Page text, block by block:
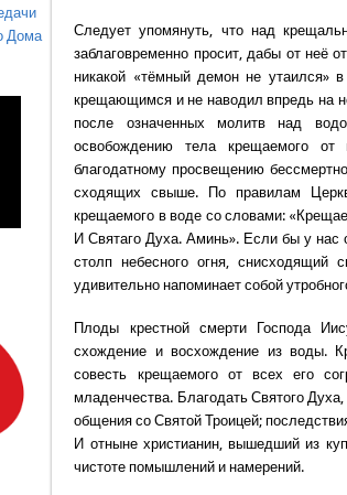
Следует упомянуть, что над
заблаговременно просит, дабы от неё
никакой «тёмный демон не утаился»
крещающимся и не наводил впредь на
после означенных молитв над
освобождению тела крещаемого от
благодатному просвещению
сходящих свыше. По правилам
крещаемого в воде со словами:
И Святаго Духа. Аминь». Если бы у нас
столп небесного огня,
удивительно напоминает собой
Плоды крестной смерти Господа
схождение и восхождение из воды.
совесть крещаемого от всех его
младенчества. Благодать Святого
общения со Святой Троицей;
И отныне христианин, вышедший из
чистоте помышлений и намерений.
Дома